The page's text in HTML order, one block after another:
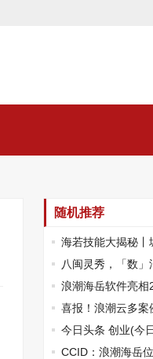
随机推荐
海若技能大揭秘丨
八闽灵秀，「数
峰会即将召开
浪潮海岳软件亮相
质量发展大会
喜报！浪潮云多案
模型典型应用案例
今日头条 创业(今
CCID：浪潮海岳